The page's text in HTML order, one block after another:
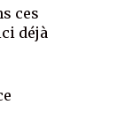
ces
déjà